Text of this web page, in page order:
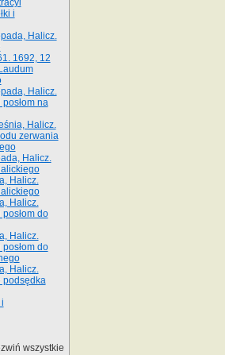
i
Halicz.
1692, 12
Halicz.
na
Halicz.
zerwania
Halicz.
Halicz.
Halicz.
do
Halicz.
do
Halicz.
podsędka
wszystkie